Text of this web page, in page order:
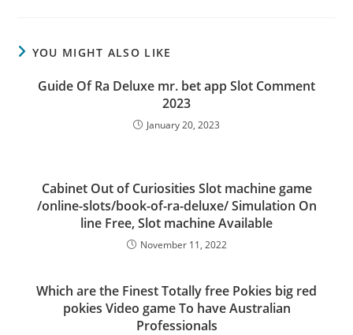
YOU MIGHT ALSO LIKE
Guide Of Ra Deluxe mr. bet app Slot Comment
2023
January 20, 2023
Cabinet Out of Curiosities Slot machine game
/online-slots/book-of-ra-deluxe/ Simulation On
line Free, Slot machine Available
November 11, 2022
Which are the Finest Totally free Pokies big red
pokies Video game To have Australian
Professionals